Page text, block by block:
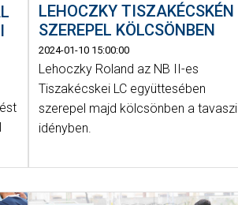
LEHOCZKY TISZAKÉCSKÉN
SZEREPEL KÖLCSÖNBEN
2024-01-10 15:00:00
Lehoczky Roland az NB II-es
Tiszakécskei LC együttesében
szerepel majd kölcsönben a tavaszi
idényben.